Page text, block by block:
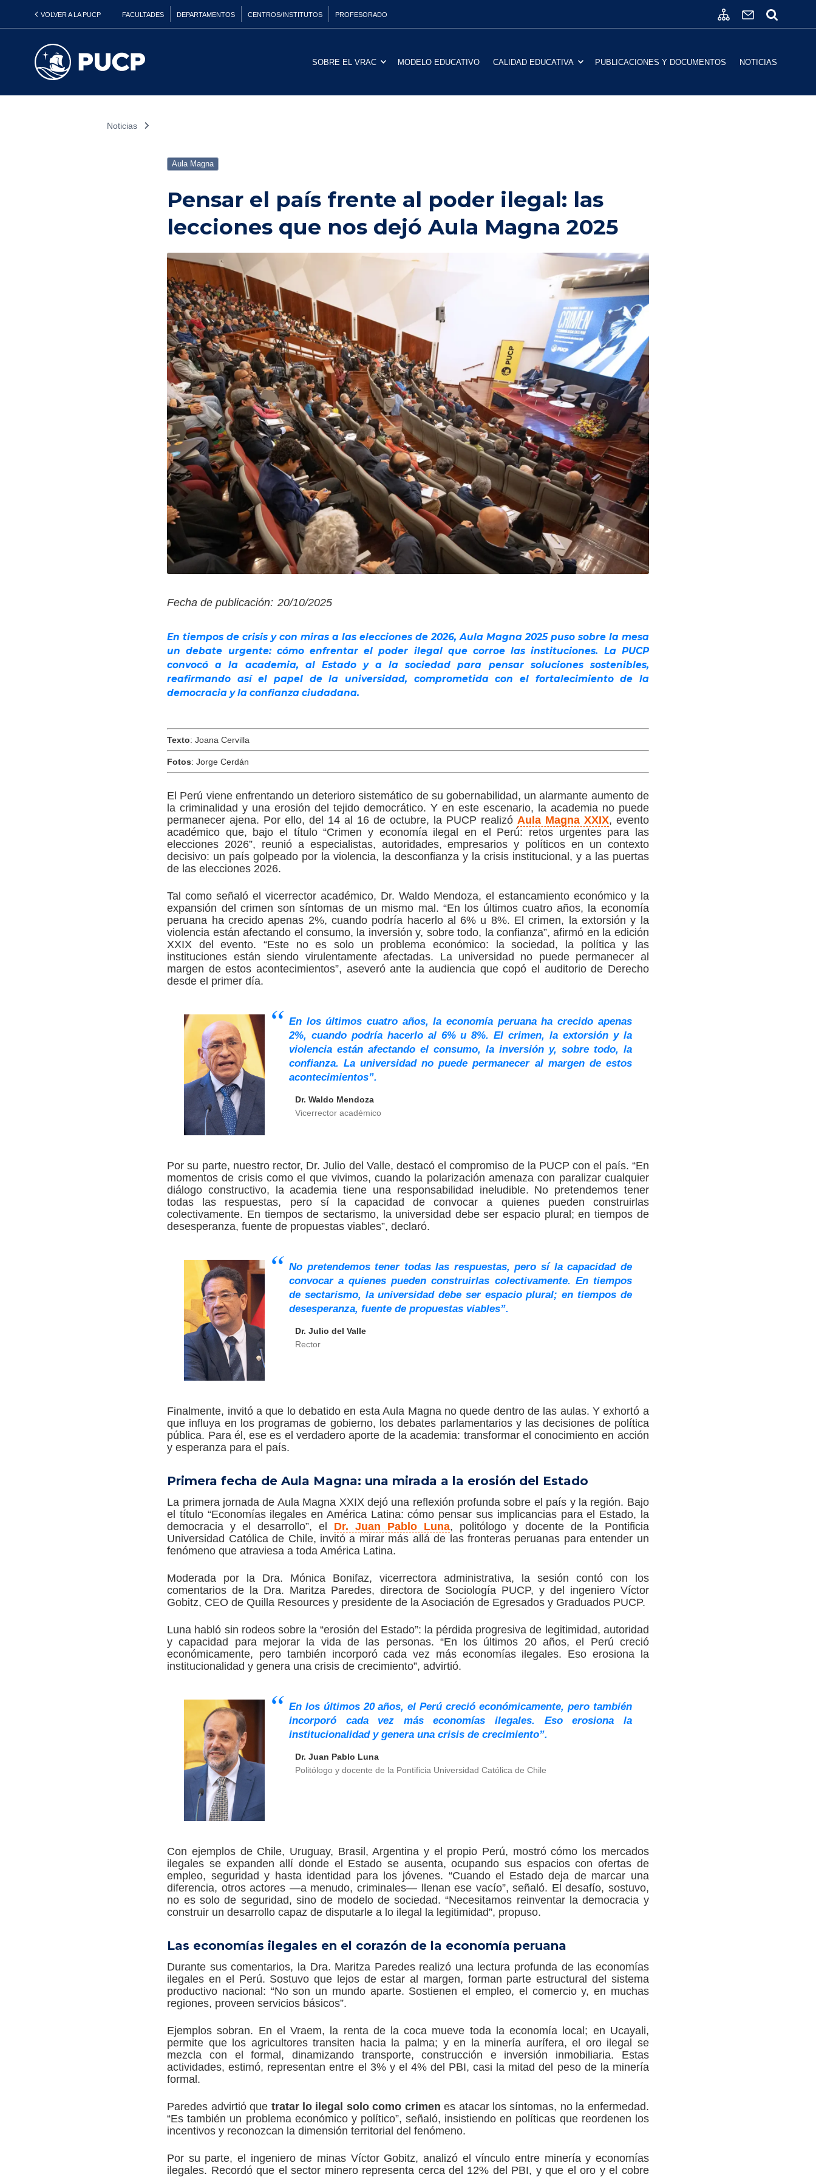
VOLVER A LA PUCP FACULTADES DEPARTAMENTOS CENTROS/INSTITUTOS PROFESORADO
SOBRE EL VRAC MODELO EDUCATIVO CALIDAD EDUCATIVA PUBLICACIONES Y DOCUMENTOS NOTICIAS
Noticias
Aula Magna
Pensar el país frente al poder ilegal: las
lecciones que nos dejó Aula Magna 2025
Fecha de publicación: 20/10/2025
En tiempos de crisis y con miras a las elecciones de 2026, Aula Magna 2025 puso sobre la mesa
un debate urgente: cómo enfrentar el poder ilegal que corroe las instituciones. La PUCP
convocó a la academia, al Estado y a la sociedad para pensar soluciones sostenibles,
reafirmando así el papel de la universidad, comprometida con el fortalecimiento de la
democracia y la confianza ciudadana.
Texto: Joana Cervilla
Fotos: Jorge Cerdán
El Perú viene enfrentando un deterioro sistemático de su gobernabilidad, un alarmante aumento de
la criminalidad y una erosión del tejido democrático. Y en este escenario, la academia no puede
permanecer ajena. Por ello, del 14 al 16 de octubre, la PUCP realizó Aula Magna XXIX, evento
académico que, bajo el título “Crimen y economía ilegal en el Perú: retos urgentes para las
elecciones 2026”, reunió a especialistas, autoridades, empresarios y políticos en un contexto
decisivo: un país golpeado por la violencia, la desconfianza y la crisis institucional, y a las puertas
de las elecciones 2026.
Tal como señaló el vicerrector académico, Dr. Waldo Mendoza, el estancamiento económico y la
expansión del crimen son síntomas de un mismo mal. “En los últimos cuatro años, la economía
peruana ha crecido apenas 2%, cuando podría hacerlo al 6% u 8%. El crimen, la extorsión y la
violencia están afectando el consumo, la inversión y, sobre todo, la confianza”, afirmó en la edición
XXIX del evento. “Este no es solo un problema económico: la sociedad, la política y las
instituciones están siendo virulentamente afectadas. La universidad no puede permanecer al
margen de estos acontecimientos”, aseveró ante la audiencia que copó el auditorio de Derecho
desde el primer día.
En los últimos cuatro años, la economía peruana ha crecido apenas
2%, cuando podría hacerlo al 6% u 8%. El crimen, la extorsión y la
violencia están afectando el consumo, la inversión y, sobre todo, la
confianza. La universidad no puede permanecer al margen de estos
acontecimientos”.
Dr. Waldo Mendoza
Vicerrector académico
Por su parte, nuestro rector, Dr. Julio del Valle, destacó el compromiso de la PUCP con el país. “En
momentos de crisis como el que vivimos, cuando la polarización amenaza con paralizar cualquier
diálogo constructivo, la academia tiene una responsabilidad ineludible. No pretendemos tener
todas las respuestas, pero sí la capacidad de convocar a quienes pueden construirlas
colectivamente. En tiempos de sectarismo, la universidad debe ser espacio plural; en tiempos de
desesperanza, fuente de propuestas viables”, declaró.
No pretendemos tener todas las respuestas, pero sí la capacidad de
convocar a quienes pueden construirlas colectivamente. En tiempos
de sectarismo, la universidad debe ser espacio plural; en tiempos de
desesperanza, fuente de propuestas viables”.
Dr. Julio del Valle
Rector
Finalmente, invitó a que lo debatido en esta Aula Magna no quede dentro de las aulas. Y exhortó a
que influya en los programas de gobierno, los debates parlamentarios y las decisiones de política
pública. Para él, ese es el verdadero aporte de la academia: transformar el conocimiento en acción
y esperanza para el país.
Primera fecha de Aula Magna: una mirada a la erosión del Estado
La primera jornada de Aula Magna XXIX dejó una reflexión profunda sobre el país y la región. Bajo
el título “Economías ilegales en América Latina: cómo pensar sus implicancias para el Estado, la
democracia y el desarrollo”, el Dr. Juan Pablo Luna, politólogo y docente de la Pontificia
Universidad Católica de Chile, invitó a mirar más allá de las fronteras peruanas para entender un
fenómeno que atraviesa a toda América Latina.
Moderada por la Dra. Mónica Bonifaz, vicerrectora administrativa, la sesión contó con los
comentarios de la Dra. Maritza Paredes, directora de Sociología PUCP, y del ingeniero Víctor
Gobitz, CEO de Quilla Resources y presidente de la Asociación de Egresados y Graduados PUCP.
Luna habló sin rodeos sobre la “erosión del Estado”: la pérdida progresiva de legitimidad, autoridad
y capacidad para mejorar la vida de las personas. “En los últimos 20 años, el Perú creció
económicamente, pero también incorporó cada vez más economías ilegales. Eso erosiona la
institucionalidad y genera una crisis de crecimiento”, advirtió.
En los últimos 20 años, el Perú creció económicamente, pero también
incorporó cada vez más economías ilegales. Eso erosiona la
institucionalidad y genera una crisis de crecimiento”.
Dr. Juan Pablo Luna
Politólogo y docente de la Pontificia Universidad Católica de Chile
Con ejemplos de Chile, Uruguay, Brasil, Argentina y el propio Perú, mostró cómo los mercados
ilegales se expanden allí donde el Estado se ausenta, ocupando sus espacios con ofertas de
empleo, seguridad y hasta identidad para los jóvenes. “Cuando el Estado deja de marcar una
diferencia, otros actores —a menudo, criminales— llenan ese vacío”, señaló. El desafío, sostuvo,
no es solo de seguridad, sino de modelo de sociedad. “Necesitamos reinventar la democracia y
construir un desarrollo capaz de disputarle a lo ilegal la legitimidad”, propuso.
Las economías ilegales en el corazón de la economía peruana
Durante sus comentarios, la Dra. Maritza Paredes realizó una lectura profunda de las economías
ilegales en el Perú. Sostuvo que lejos de estar al margen, forman parte estructural del sistema
productivo nacional: “No son un mundo aparte. Sostienen el empleo, el comercio y, en muchas
regiones, proveen servicios básicos”.
Ejemplos sobran. En el Vraem, la renta de la coca mueve toda la economía local; en Ucayali,
permite que los agricultores transiten hacia la palma; y en la minería aurífera, el oro ilegal se
mezcla con el formal, dinamizando transporte, construcción e inversión inmobiliaria. Estas
actividades, estimó, representan entre el 3% y el 4% del PBI, casi la mitad del peso de la minería
formal.
Paredes advirtió que tratar lo ilegal solo como crimen es atacar los síntomas, no la enfermedad.
“Es también un problema económico y político”, señaló, insistiendo en políticas que reordenen los
incentivos y reconozcan la dimensión territorial del fenómeno.
Por su parte, el ingeniero de minas Víctor Gobitz, analizó el vínculo entre minería y economías
ilegales. Recordó que el sector minero representa cerca del 12% del PBI, y que el oro y el cobre